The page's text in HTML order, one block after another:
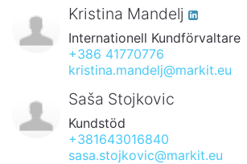
Kristina Mandelj
Internationell Kundförvaltare
+386 41770776
kristina.mandelj@markit.eu
Saša Stojkovic
Kundstöd
+381643016840
sasa.stojkovic@markit.eu